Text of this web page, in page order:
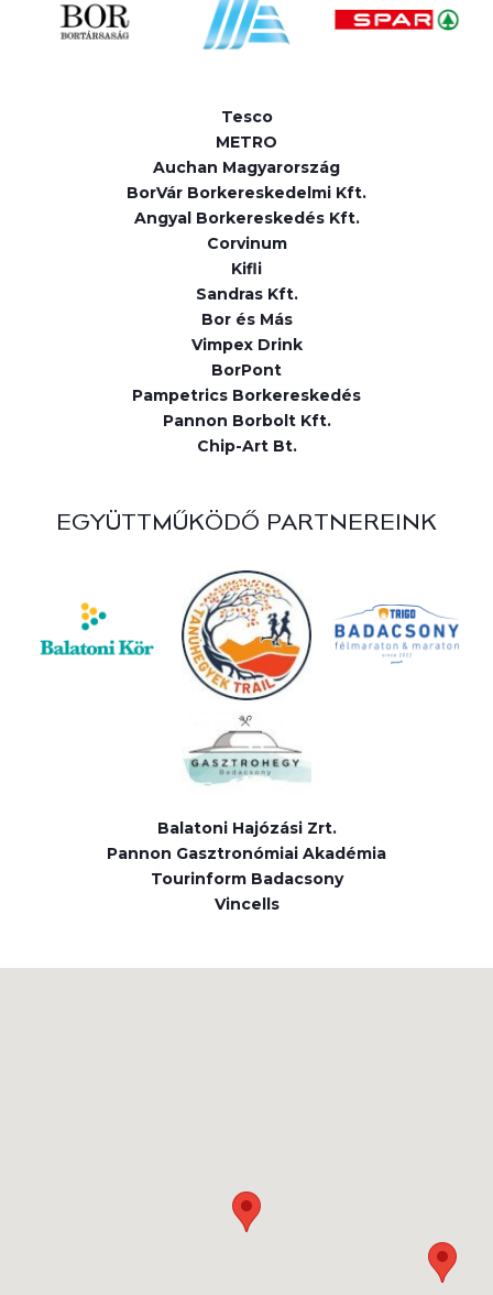
Tesco
METRO
Auchan Magyarország
BorVár Borkereskedelmi Kft.
Angyal Borkereskedés Kft.
Corvinum
Kifli
Sandras Kft.
Bor és Más
Vimpex Drink
BorPont
Pampetrics Borkereskedés
Pannon Borbolt Kft.
Chip-Art Bt.
EGYÜTTMŰKÖDŐ PARTNEREINK
Balatoni Hajózási Zrt.
Pannon Gasztronómiai Akadémia
Tourinform Badacsony
Vincells